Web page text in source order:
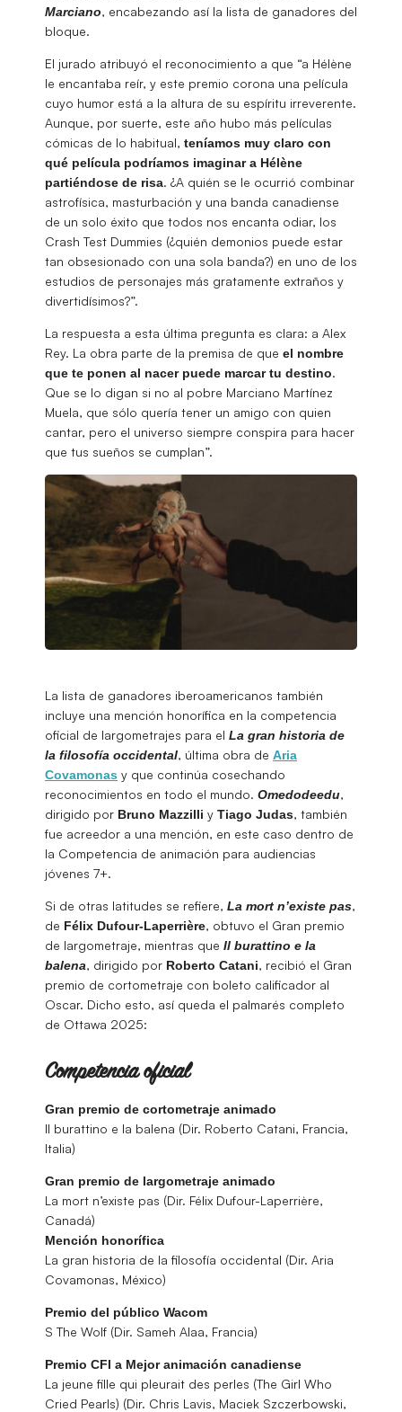
Marciano, encabezando así la lista de ganadores del
bloque.
El jurado atribuyó el reconocimiento a que “a Hélène
le encantaba reír, y este premio corona una película
cuyo humor está a la altura de su espíritu irreverente.
Aunque, por suerte, este año hubo más películas
cómicas de lo habitual, teníamos muy claro con
qué película podríamos imaginar a Hélène
partiéndose de risa. ¿A quién se le ocurrió combinar
astrofísica, masturbación y una banda canadiense
de un solo éxito que todos nos encanta odiar, los
Crash Test Dummies (¿quién demonios puede estar
tan obsesionado con una sola banda?) en uno de los
estudios de personajes más gratamente extraños y
divertidísimos?”.
La respuesta a esta última pregunta es clara: a Alex
Rey. La obra parte de la premisa de que el nombre
que te ponen al nacer puede marcar tu destino.
Que se lo digan si no al pobre Marciano Martínez
Muela, que sólo quería tener un amigo con quien
cantar, pero el universo siempre conspira para hacer
que tus sueños se cumplan”.
La lista de ganadores iberoamericanos también
incluye una mención honorífica en la competencia
oficial de largometrajes para el La gran historia de
la filosofía occidental, última obra de Aria
Covamonas y que continúa cosechando
reconocimientos en todo el mundo. Omedodeedu,
dirigido por Bruno Mazzilli y Tiago Judas, también
fue acreedor a una mención, en este caso dentro de
la Competencia de animación para audiencias
jóvenes 7+.
Si de otras latitudes se refiere, La mort n’existe pas,
de Félix Dufour-Laperrière, obtuvo el Gran premio
de largometraje, mientras que Il burattino e la
balena, dirigido por Roberto Catani, recibió el Gran
premio de cortometraje con boleto calificador al
Oscar. Dicho esto, así queda el palmarés completo
de Ottawa 2025:
Competencia oficial
Gran premio de cortometraje animado
Il burattino e la balena (Dir. Roberto Catani, Francia,
Italia)
Gran premio de largometraje animado
La mort n’existe pas (Dir. Félix Dufour-Laperrière,
Canadá)
Mención honorífica
La gran historia de la filosofía occidental (Dir. Aria
Covamonas, México)
Premio del público Wacom
S The Wolf (Dir. Sameh Alaa, Francia)
Premio CFI a Mejor animación canadiense
La jeune fille qui pleurait des perles (The Girl Who
Cried Pearls) (Dir. Chris Lavis, Maciek Szczerbowski,